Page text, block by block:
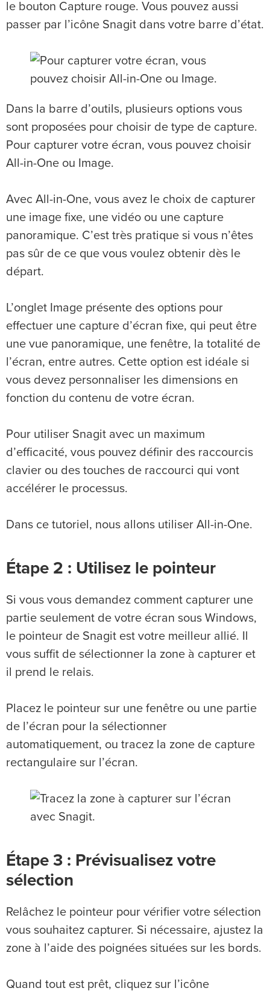
le bouton Capture rouge. Vous pouvez aussi
passer par l’icône Snagit dans votre barre d’état.
Dans la barre d’outils, plusieurs options vous
sont proposées pour choisir de type de capture.
Pour capturer votre écran, vous pouvez choisir
All-in-One ou Image.
Avec All-in-One, vous avez le choix de capturer
une image fixe, une vidéo ou une capture
panoramique. C’est très pratique si vous n’êtes
pas sûr de ce que vous voulez obtenir dès le
départ.
L’onglet Image présente des options pour
effectuer une capture d’écran fixe, qui peut être
une vue panoramique, une fenêtre, la totalité de
l’écran, entre autres. Cette option est idéale si
vous devez personnaliser les dimensions en
fonction du contenu de votre écran.
Pour utiliser Snagit avec un maximum
d’efficacité, vous pouvez définir des raccourcis
clavier ou des touches de raccourci qui vont
accélérer le processus.
Dans ce tutoriel, nous allons utiliser All-in-One.
Étape 2 : Utilisez le pointeur
Si vous vous demandez comment capturer une
partie seulement de votre écran sous Windows,
le pointeur de Snagit est votre meilleur allié. Il
vous suffit de sélectionner la zone à capturer et
il prend le relais.
Placez le pointeur sur une fenêtre ou une partie
de l’écran pour la sélectionner
automatiquement, ou tracez la zone de capture
rectangulaire sur l’écran.
Étape 3 : Prévisualisez votre
sélection
Relâchez le pointeur pour vérifier votre sélection
vous souhaitez capturer. Si nécessaire, ajustez la
zone à l’aide des poignées situées sur les bords.
Quand tout est prêt, cliquez sur l’icône